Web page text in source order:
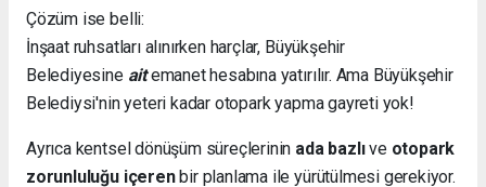
Çözüm ise belli:
İnşaat ruhsatları alınırken harçlar, Büyükşehir
Belediyesine aitemanet hesabına yatırılır. Ama Büyükşehir
Belediysi'nin yeteri kadar otopark yapma gayreti yok!
Ayrıca kentsel dönüşüm süreçlerinin ada bazlıve otopark
zorunluluğu içerenbir planlama ile yürütülmesi gerekiyor.